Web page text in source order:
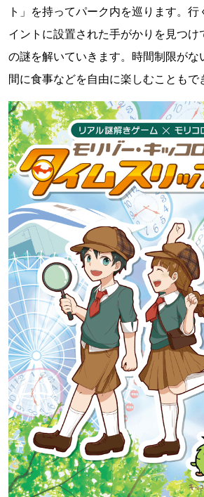
ト」を持ってパーク内を巡ります。
イントに設置された手がかりを見つけ
の謎を解いていきます。時間制限がな
間に食事などを自由に楽しむこともで